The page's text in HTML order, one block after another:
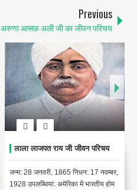
Previous
अरुणा आसफ़ अली जी का जीवन परिचय
लाला लाजपत राय जी जीवन परिचय
जन्म: 28 जनवरी, 1865 निधन: 17 नवम्बर,
1928 उपलब्धियां: अमेरिका में भारतीय होम